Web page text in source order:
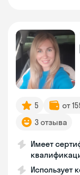
5 от
3 отзыва
Имеет
Использует